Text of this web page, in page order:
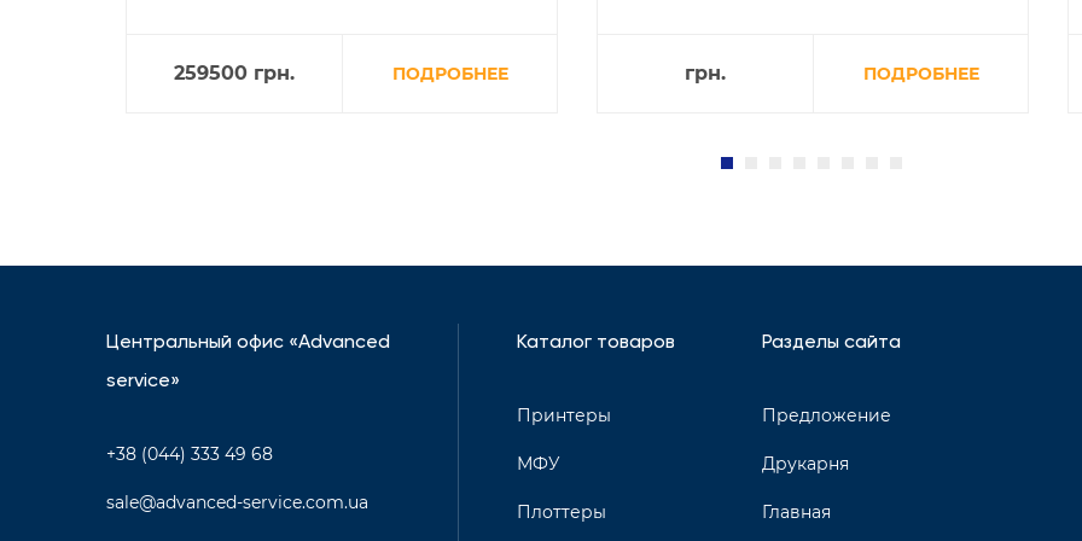
259500 грн. ПОДРОБНЕЕ грн. ПОДРОБНЕЕ
Центральный офис «Advanced
service»
+38 (044) 333 49 68
sale@advanced-service.com.ua
Каталог товаров
Принтеры
МФУ
Плоттеры
Разделы сайта
Предложение
Друкарня
Главная